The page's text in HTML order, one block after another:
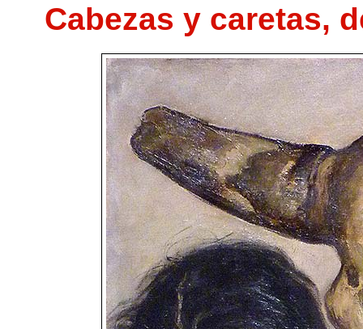
Cabezas y caretas,